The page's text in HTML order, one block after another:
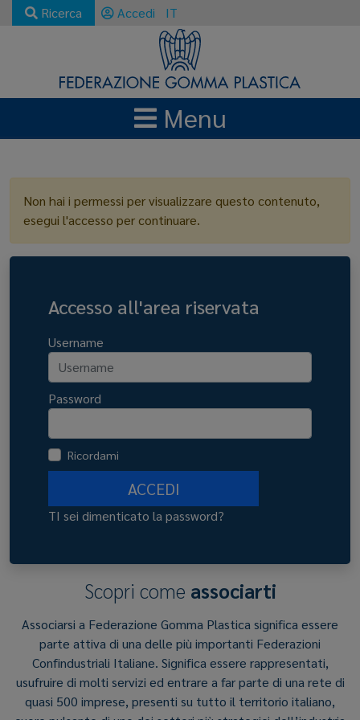
Ricerca Accedi IT
Menu
Non hai i permessi per visualizzare questo contenuto,
esegui l'accesso per continuare.
Accesso all'area riservata
Username
Password
Ricordami
ACCEDI
TI sei dimenticato la password?
Scopri come associarti
Associarsi a Federazione Gomma Plastica significa essere
parte attiva di una delle più importanti Federazioni
Confindustriali Italiane. Significa essere rappresentati,
usufruire di molti servizi ed entrare a far parte di una rete di
quasi 500 imprese, presenti su tutto il territorio italiano,